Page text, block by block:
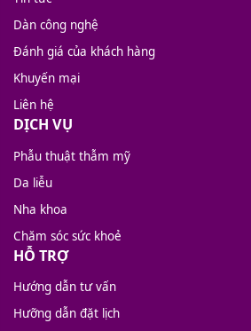
Dàn công nghệ
Đánh giá của khách hàng
Khuyến mại
Liên hệ
DỊCH VỤ
Phẫu thuật thẫm mỹ
Da liễu
Nha khoa
Chăm sóc sức khoẻ
HỖ TRỢ
Hướng dẫn tư vấn
Hưỡng dẫn đặt lịch